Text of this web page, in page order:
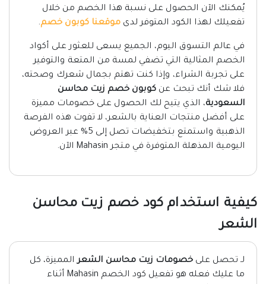
يُمكنك الآن الحصول على نسبة هذا الخصم من خلال
تفعيلك لهذا الكود المتوفر لدى موقعنا كوبون خصم.
في عالم التسوق اليوم، الجميع يسعى للعثور على أكواد
الخصم المثالية التي تضفي لمسة من المتعة والتوفير
على تجربة الشراء، وإذا كنت تهتم بجمال شعرك وصحته،
فلا شك أنك تبحث عن كوبون خصم زيت محاسن
السعودية، الذي يتيح لك الحصول على خصومات مميزة
على أفضل منتجات العناية بالشعر، لا تفوت هذه الفرصة
الذهبية واستمتع بتخفيضات تصل إلى 5% عبر العروض
اليومية المذهلة المتوفرة في متجر Mahasin الآن.
كيفية استخدام كود خصم زيت محاسن
الشعر
لـ تحصل على خصومات زيت محاسن الشعرالمميزة، كل
ما عليك فعله هو تفعيل كود الخصم Mahasin أثناء